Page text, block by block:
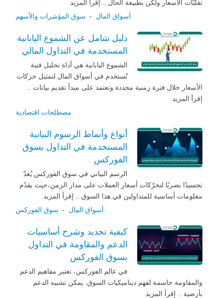
تقلبّات الأسعار ولكن بطبيعة الحال .. إقرأ المزيد
أسواق المال - سوق المؤشرات والأسهم
دليل شامل عن الشموع اليابانية
المستخدمة في التداول المالي
الشموع اليابانية هي أداة تحليل فنية
تُستخدم في أسواق المال لتمثيل حركات
الأسعار خلال فترة زمنية محددة وتعتمد على مبدأ تقديم بيانات ..
إقرأ المزيد
مصطلحات اقتصادية
أنواع وأنماط الرسوم البيانية
المستخدمة في التداول بسوق
الفوركس
الرسم البياني في سوق الفوركس يُعَدّ
تجسيدًا بصريًا لتحرّكات أسعار العملات على مدار الزمن،حيث يقدّم
معلومات أساسية للمتداولين في هذا السوق .. إقرأ المزيد
أسواق المال - سوق الفوركس
كيفية تحديد وشرح أساسيات
الدعم والمقاومة في التداول
بسوق الفوركس
في عالم الفوركس، تعتبر مفاهيم الدعم
والمقاومة حاسمة لفهم ديناميكيات السوق. يمكن تشبيه الدعم
بأرضية .. إقرأ المزيد